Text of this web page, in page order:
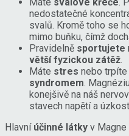
nedostatečné
svalů. Kromě toho se
mimo buňku, čímž
Pravidelně sportujete
větší fyzickou zátěž
Máte stres nebo trpíte
syndromem .
konejšivě na náš
stavech napětí a
Hlavní účinné látky v Magne